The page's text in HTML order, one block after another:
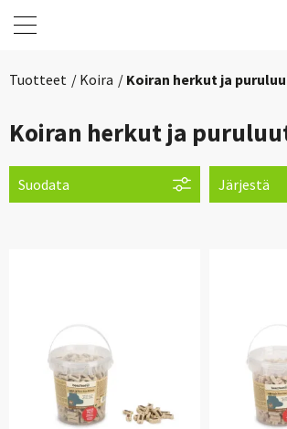
Tuotteet Koira Koiran herkut ja
Koiran herkut ja
Suodata Järjestä